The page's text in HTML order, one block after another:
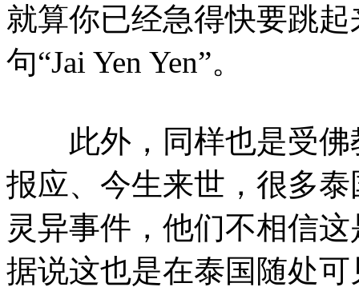
就算你已经急得快要跳
句“Jai Yen Yen”。
此外，同样也是受佛
报应、今生来世，很多
灵异事件，他们不相信
据说这也是在泰国随处